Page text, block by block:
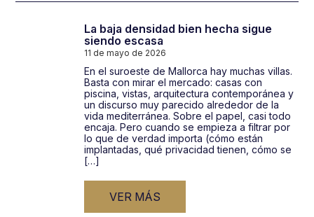
La baja densidad bien hecha sigue
siendo escasa
11 de mayo de 2026
En el suroeste de Mallorca hay muchas villas.
Basta con mirar el mercado: casas con
piscina, vistas, arquitectura contemporánea y
un discurso muy parecido alrededor de la
vida mediterránea. Sobre el papel, casi todo
encaja. Pero cuando se empieza a filtrar por
lo que de verdad importa (cómo están
implantadas, qué privacidad tienen, cómo se
[…]
VER MÁS